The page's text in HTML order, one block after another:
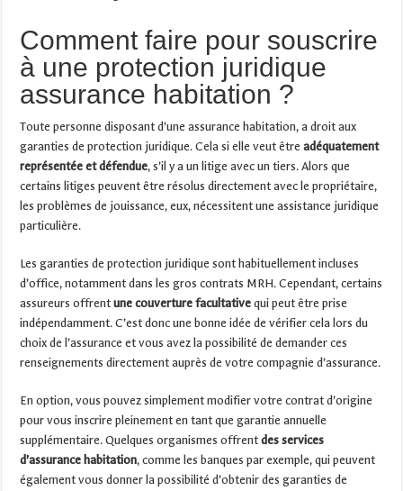
Comment faire pour souscrire
à une protection juridique
assurance habitation ?
Toute personne disposant d’une assurance habitation, a droit aux
garanties de protection juridique. Cela si elle veut êtreadéquatement
représentée et défendue, s’il y a un litige avec un tiers. Alors que
certains litiges peuvent être résolus directement avec le propriétaire,
les problèmes de jouissance, eux, nécessitent une assistance juridique
particulière.
Les garanties de protection juridique sont habituellement incluses
d’office, notamment dans les gros contrats MRH. Cependant, certains
assureurs offrent une couverture facultative qui peut être prise
indépendamment. C’est donc une bonne idée de vérifier cela lors du
choix de l’assurance et vous avez la possibilité de demander ces
renseignements directement auprès de votre compagnie d’assurance.
En option, vous pouvez simplement modifier votre contrat d’origine
pour vous inscrire pleinement en tant que garantie annuelle
supplémentaire. Quelques organismes offrent des services
d’assurance habitation, comme les banques par exemple, qui peuvent
également vous donner la possibilité d’obtenir des garanties de